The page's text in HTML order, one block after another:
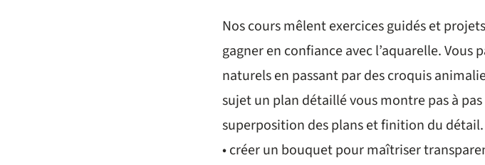
Nos cours mêlent exercices guidés et
gagner en confiance avec l’aquarelle.
naturels en passant par des croquis
sujet un plan détaillé vous montre pas à
superposition des plans et finition du détail.
• créer un bouquet pour maîtriser